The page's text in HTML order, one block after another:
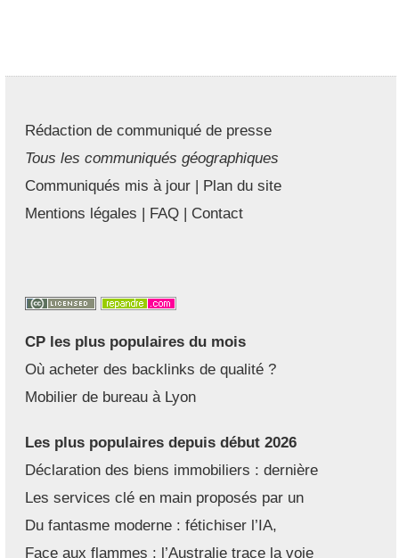
Rédaction de communiqué de presse
Tous les communiqués géographiques
Communiqués mis à jour | Plan du site
Mentions légales | FAQ | Contact
CP les plus populaires du mois
Où acheter des backlinks de qualité ?
Mobilier de bureau à Lyon
Les plus populaires depuis début 2026
Déclaration des biens immobiliers : dernière
Les services clé en main proposés par un
Du fantasme moderne : fétichiser l’IA,
Face aux flammes : l’Australie trace la voie